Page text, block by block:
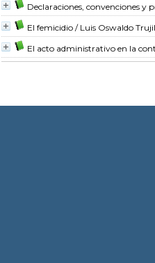
Declaraciones, convenciones y
El femicidio/ Luis Oswaldo
El acto administrativo en la